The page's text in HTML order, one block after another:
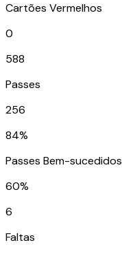
Cartões Vermelhos
0
588
Passes
256
84%
Passes Bem-sucedidos
60%
6
Faltas